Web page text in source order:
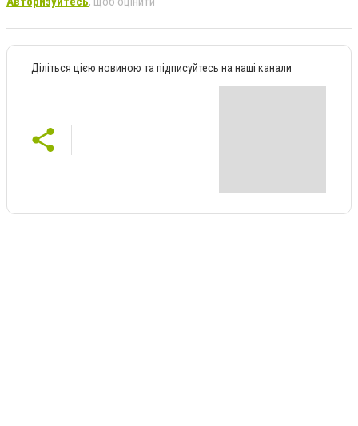
Діліться цією новиною та підписуйтесь на наші канали